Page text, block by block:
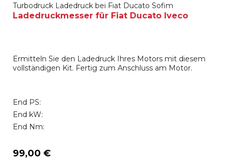
Turbodruck Ladedruck bei Fiat Ducato Sofim
Ladedruckmesser für Fiat Ducato Iveco
Ermitteln Sie den Ladedruck Ihres Motors mit diesem
vollständigen Kit. Fertig zum Anschluss am Motor.
End PS:
End kW:
End Nm:
99,00 €